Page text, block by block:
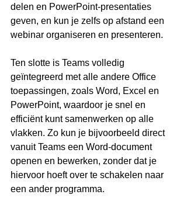
delen en PowerPoint-presentaties
geven, en kun je zelfs op afstand een
webinar organiseren en presenteren.
Ten slotte is Teams volledig
geïntegreerd met alle andere Office
toepassingen, zoals Word, Excel en
PowerPoint, waardoor je snel en
efficiënt kunt samenwerken op alle
vlakken. Zo kun je bijvoorbeeld direct
vanuit Teams een Word-document
openen en bewerken, zonder dat je
hiervoor hoeft over te schakelen naar
een ander programma.